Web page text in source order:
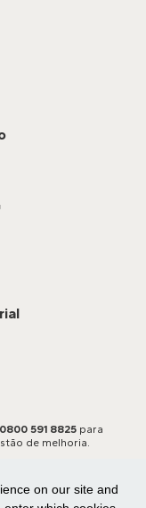
on our site and
0800 591 8825para
de melhoria.